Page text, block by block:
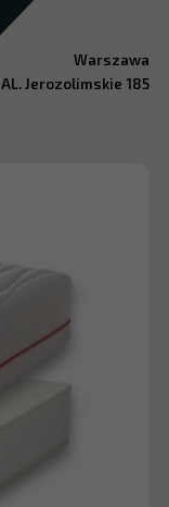
Warszawa
AL. Jerozolimskie 185